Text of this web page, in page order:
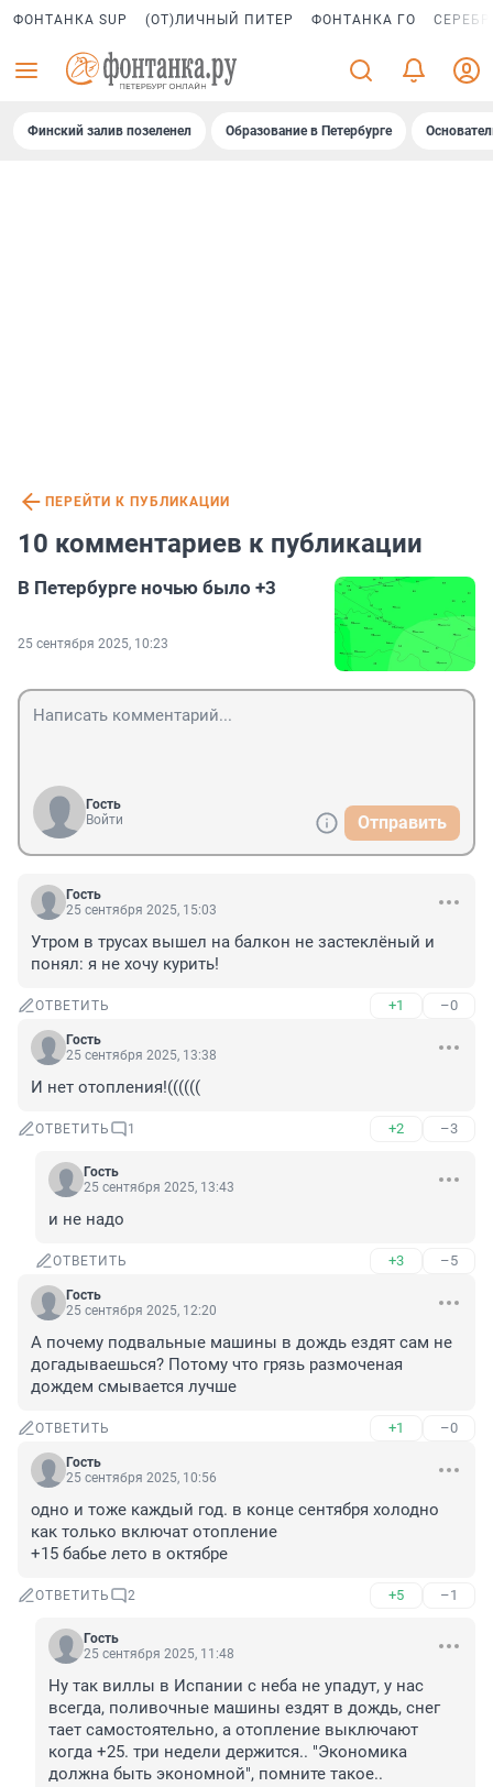
ФОНТАНКА SUP (ОТ)ЛИЧНЫЙ ПИТЕР ФОНТАНКА ГО
Финский залив позеленел Образование в Петербурге
ПЕРЕЙТИ К ПУБЛИКАЦИИ
10 комментариев к публикации
В Петербурге ночью было +3
25 сентября 2025, 10:23
Гость
Войти
Отправить
Гость
25 сентября 2025, 15:03
Утром в трусах вышел на балкон не застеклёный и
понял: я не хочу курить!
ОТВЕТИТЬ +1 –0
Гость
25 сентября 2025, 13:38
И нет отопления!((((((
ОТВЕТИТЬ 1 +2 –3
Гость
25 сентября 2025, 13:43
и не надо
ОТВЕТИТЬ +3 –5
Гость
25 сентября 2025, 12:20
А почему подвальные машины в дождь ездят сам не
догадываешься? Потому что грязь размоченая
дождем смывается лучше
ОТВЕТИТЬ +1 –0
Гость
25 сентября 2025, 10:56
одно и тоже каждый год. в конце сентября холодно
как только включат отопление
+15 бабье лето в октябре
ОТВЕТИТЬ 2 +5 –1
Гость
25 сентября 2025, 11:48
Ну так виллы в Испании с неба не упадут, у нас
всегда, поливочные машины ездят в дождь, снег
тает самостоятельно, а отопление выключают
когда +25. три недели держится.. "Экономика
должна быть экономной", помните такое..